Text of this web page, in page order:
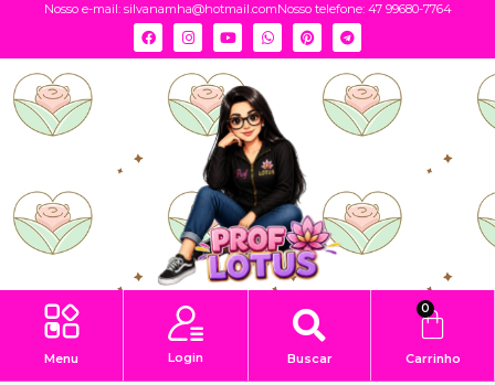
Nosso e-mail: silvanamha@hotmail.comNosso telefone: 47 99680-7764
Menu Login Buscar
0
Carrinho